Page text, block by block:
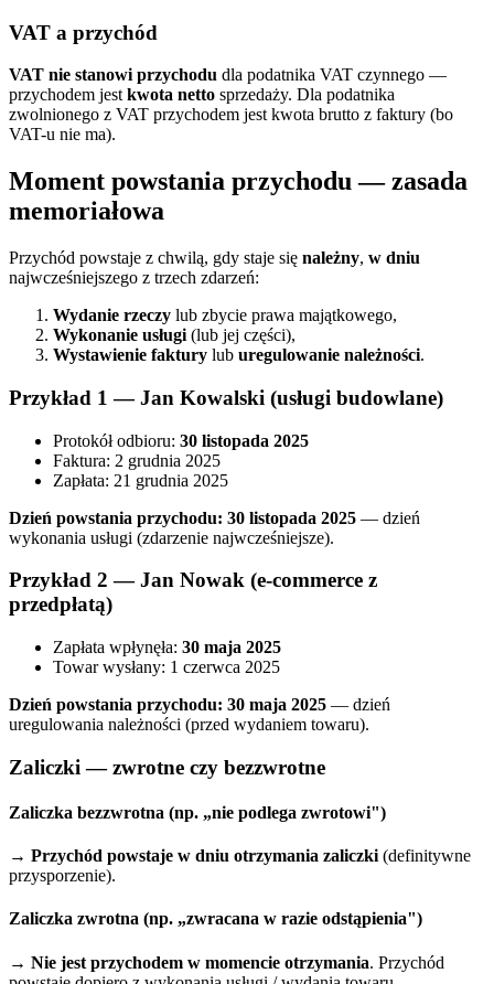
VAT a przychód
VAT nie stanowi przychodu dla podatnika VAT czynnego —
przychodem jest kwota netto sprzedaży. Dla podatnika
zwolnionego z VAT przychodem jest kwota brutto z faktury (bo
VAT-u nie ma).
Moment powstania przychodu — zasada
memoriałowa
Przychód powstaje z chwilą, gdy staje się należny, w dniu
najwcześniejszego z trzech zdarzeń:
Wydanie rzeczy lub zbycie prawa majątkowego,
Wykonanie usługi (lub jej części),
Wystawienie faktury lub uregulowanie należności.
Przykład 1 — Jan Kowalski (usługi budowlane)
Protokół odbioru: 30 listopada 2025
Faktura: 2 grudnia 2025
Zapłata: 21 grudnia 2025
Dzień powstania przychodu: 30 listopada 2025 — dzień
wykonania usługi (zdarzenie najwcześniejsze).
Przykład 2 — Jan Nowak (e-commerce z
przedpłatą)
Zapłata wpłynęła: 30 maja 2025
Towar wysłany: 1 czerwca 2025
Dzień powstania przychodu: 30 maja 2025 — dzień
uregulowania należności (przed wydaniem towaru).
Zaliczki — zwrotne czy bezzwrotne
Zaliczka bezzwrotna (np. „nie podlega zwrotowi")
→ Przychód powstaje w dniu otrzymania zaliczki (definitywne
przysporzenie).
Zaliczka zwrotna (np. „zwracana w razie odstąpienia")
→ Nie jest przychodem w momencie otrzymania. Przychód